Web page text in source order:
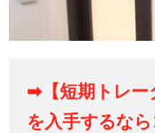
➡【短期トレー
を入手するなら